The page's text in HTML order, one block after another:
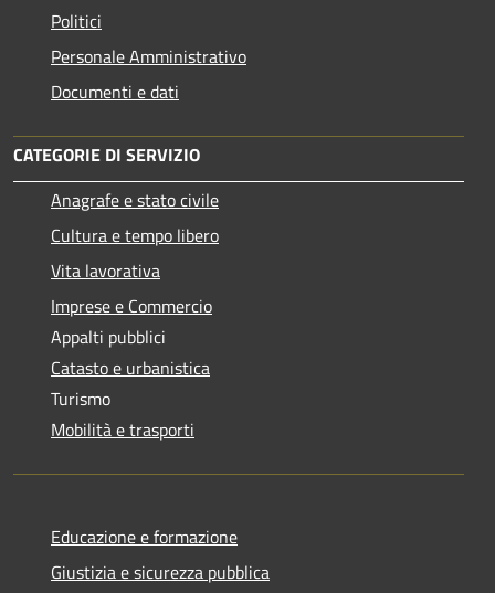
Politici
Personale Amministrativo
Documenti e dati
CATEGORIE DI SERVIZIO
Anagrafe e stato civile
Cultura e tempo libero
Vita lavorativa
Imprese e Commercio
Appalti pubblici
Catasto e urbanistica
Turismo
Mobilità e trasporti
Educazione e formazione
Giustizia e sicurezza pubblica